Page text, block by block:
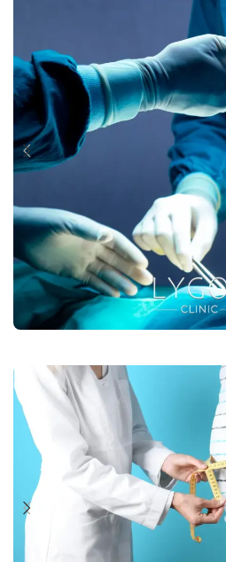
Mide Kelepçesi Ameliyatı
Devamını oku